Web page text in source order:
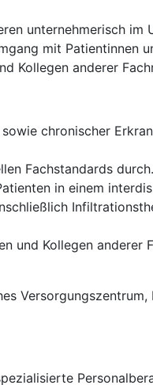
unternehmerisch im
mit Patientinnen
Kollegen anderer
chronischer
Fachstandards durch.
in einem
und Kollegen anderer
Versorgungszentrum,